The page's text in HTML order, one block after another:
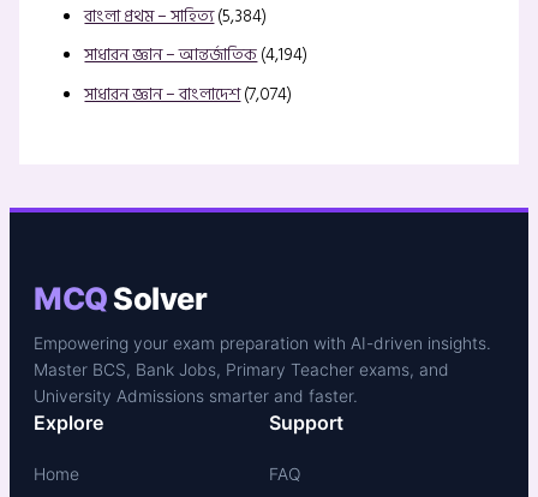
বাংলা প্রথম – সাহিত্য(5,384)
সাধারন জ্ঞান – আন্তর্জাতিক(4,194)
সাধারন জ্ঞান – বাংলাদেশ(7,074)
MCQSolver
Empowering your exam preparation with AI-driven insights.
Master BCS, Bank Jobs, Primary Teacher exams, and
University Admissions smarter and faster.
Explore
Home
Support
FAQ